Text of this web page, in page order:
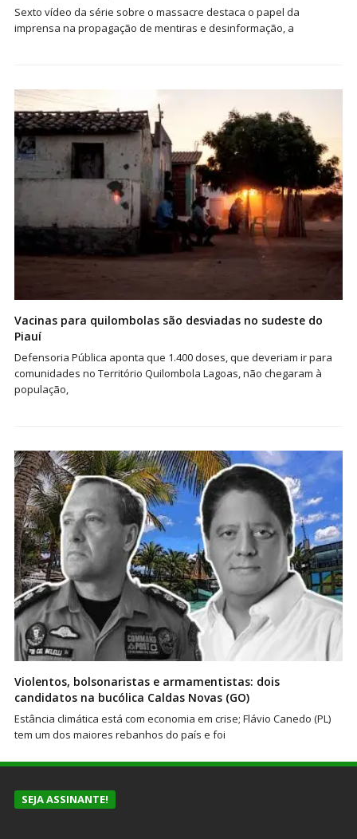
Sexto vídeo da série sobre o massacre destaca o papel da
imprensa na propagação de mentiras e desinformação, a
Vacinas para quilombolas são desviadas no sudeste do
Piauí
Defensoria Pública aponta que 1.400 doses, que deveriam ir para
comunidades no Território Quilombola Lagoas, não chegaram à
população,
Violentos, bolsonaristas e armamentistas: dois
candidatos na bucólica Caldas Novas (GO)
Estância climática está com economia em crise; Flávio Canedo (PL)
tem um dos maiores rebanhos do país e foi
SEJA ASSINANTE!